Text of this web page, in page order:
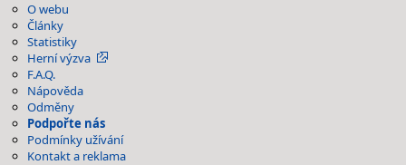
O webu
Články
Statistiky
Herní výzva
F.A.Q.
Nápověda
Odměny
Podpořte nás
Podmínky užívání
Kontakt a reklama